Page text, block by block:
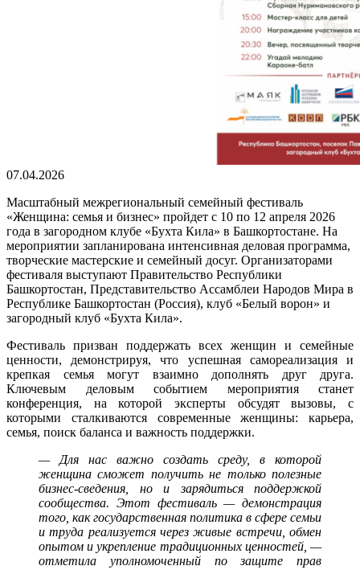
07.04.2026
Масштабный межрегиональный семейный фестиваль
«Женщина: семья и бизнес» пройдет с 10 по 12 апреля 2026
года в загородном клубе «Бухта Кила» в Башкортостане. На
мероприятии запланирована интенсивная деловая программа,
творческие мастерские и семейный досуг. Организаторами
фестиваля выступают Правительство Республики
Башкортостан, Представительство Ассамблеи Народов Мира в
Республике Башкортостан (Россия), клуб «Белый ворон» и
загородный клуб «Бухта Кила».
Фестиваль призван поддержать всех женщин и семейные
ценности, демонстрируя, что успешная самореализация и
крепкая семья могут взаимно дополнять друг друга.
Ключевым деловым событием мероприятия станет
конференция, на которой эксперты обсудят вызовы, с
которыми сталкиваются современные женщины: карьера,
семья, поиск баланса и важность поддержки.
— Для нас важно создать среду, в которой
женщина сможет получить не только полезные
бизнес-сведения, но и зарядиться поддержкой
сообщества. Этот фестиваль — демонстрация
того, как государственная политика в сфере семьи
и труда реализуется через живые встречи, обмен
опытом и укрепление традиционных ценностей, —
отметила уполномоченный по защите прав